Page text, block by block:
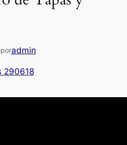
poradmin
290618